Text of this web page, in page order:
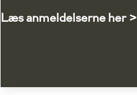
Læs anmeldelserne her >